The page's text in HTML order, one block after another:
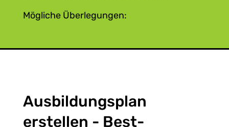
Mögliche Überlegungen:
Lehrling wenden, wenn er/sie
Probleme hat?
Ausbildungsplan
erstellen - Best-